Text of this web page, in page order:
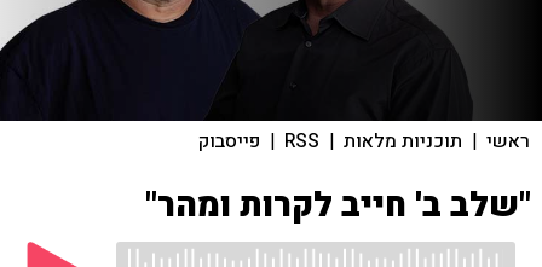
ראשי | תוכניות מלאות |
RSS
| פייסבוק
"שלב ב' חייב לקרות ומהר"